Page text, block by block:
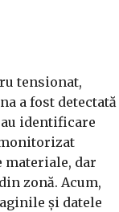
tensionat,
a fost detectată
identificare
dar
zonă. Acum,
și datele